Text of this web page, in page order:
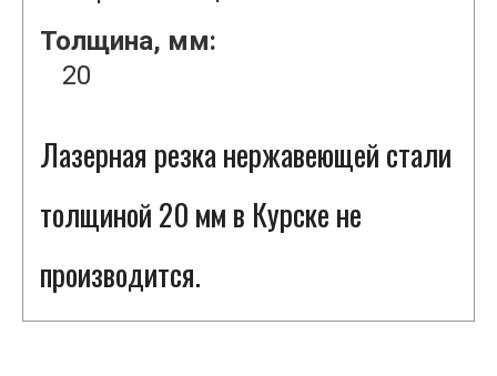
Толщина, мм:
20
Лазерная резка нержавеющей стали
толщиной 20 мм в Курске не
производится.